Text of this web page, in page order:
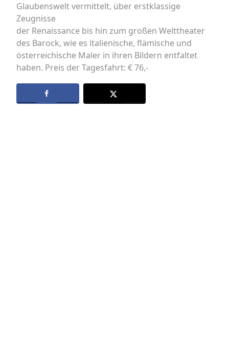
Glaubenswelt vermittelt, über erstklassige
Zeugnisse
der Renaissance bis hin zum großen Welttheater
des Barock, wie es italienische, flämische und
österreichische Maler in ihren Bildern entfaltet
haben. Preis der Tagesfahrt: € 76,-